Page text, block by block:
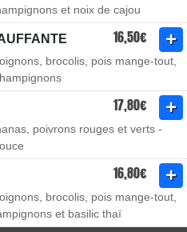
et noix de cajou
16,50€
brocolis, pois mange-tout,
17,80€
poivrons rouges et verts -
16,80€
brocolis, pois mange-tout,
et basilic thaï